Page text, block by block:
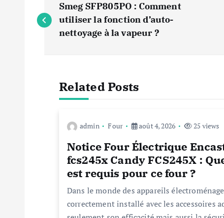
a
Smeg SFP805PO : Comment
utiliser la fonction d’auto-
nettoyage à la vapeur ?
Related Posts
admin Four août 4, 2026 25 views
Notice Four Électrique
fcs245x Candy FCS245X :
est requis pour ce four ?
Dans le monde des appareils
correctement installé avec les accessoires